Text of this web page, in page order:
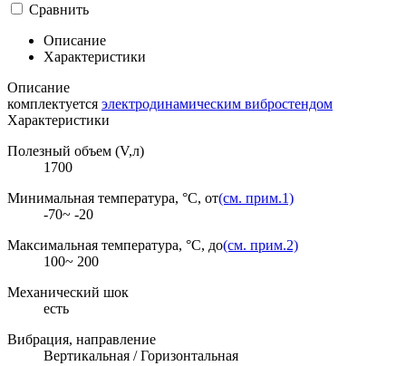
Сравнить
Описание
Характеристики
Описание
комплектуется электродинамическим вибростендом
Характеристики
Полезный объем (V,л)
1700
Минимальная температура, °C, от(см. прим.1)
-70~ -20
Максимальная температура, °C, до(см. прим.2)
100~ 200
Механический шок
есть
Вибрация, направление
Вертикальная / Горизонтальная